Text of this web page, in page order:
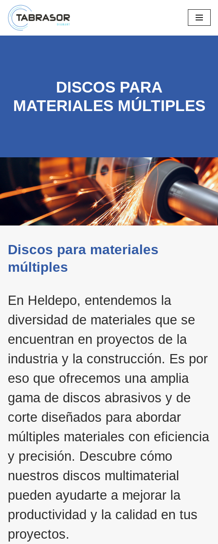
Saltar
DISCOS PARA
MATERIALES MÚLTIPLES
Discos para materiales
múltiples
En Heldepo, entendemos la
diversidad de materiales que se
encuentran en proyectos de la
industria y la construcción. Es por
eso que ofrecemos una amplia
gama de discos abrasivos y de
corte diseñados para abordar
múltiples materiales con eficiencia
y precisión. Descubre cómo
nuestros discos multimaterial
pueden ayudarte a mejorar la
productividad y la calidad en tus
proyectos.